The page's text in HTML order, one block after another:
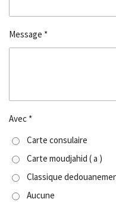
Message *
Avec *
Carte consulaire
Carte moudjahid ( a )
Classique
Aucune